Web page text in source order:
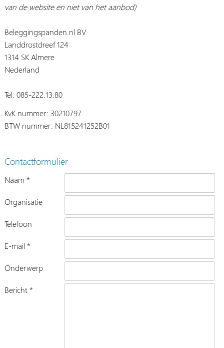
van de website en niet van het aanbod)
Beleggingspanden.nl BV
Landdrostdreef 124
1314 SK Almere
Nederland
Tel: 085-222.13.80
KvK nummer: 30210797
BTW nummer: NL815241252B01
Contactformulier
Naam *
Organisatie
Telefoon
E-mail *
Onderwerp
Bericht *